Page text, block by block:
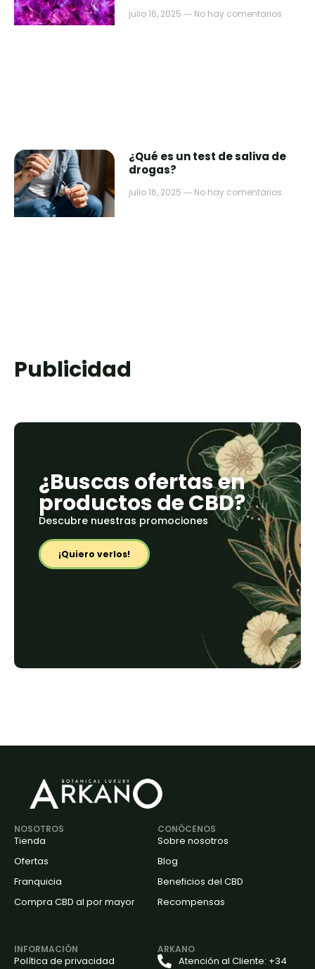
julio 16, 2025 No hay comentarios
¿Qué es un test de saliva de
drogas?
julio 16, 2025 No hay comentarios
Publicidad
¿Buscas ofertas en
productos de CBD?
Descubre nuestras promociones
¡Quiero verlos!
NOSOTROS
Tienda
Ofertas
Franquicia
Compra CBD al por mayor
CONÓCENOS
Sobre nosotros
Blog
Beneficios del CBD
Recompensas
INFORMACIÓN
Política de privacidad
ARKANO
Atención al Cliente: +34